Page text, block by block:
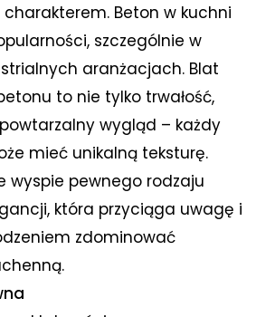
charakterem. Beton w kuchni
szczególnie w
aranżacjach. Blat
to nie tylko trwałość,
wygląd – każdy
mieć unikalną teksturę.
wyspie pewnego rodzaju
która przyciąga uwagę i
zdominować